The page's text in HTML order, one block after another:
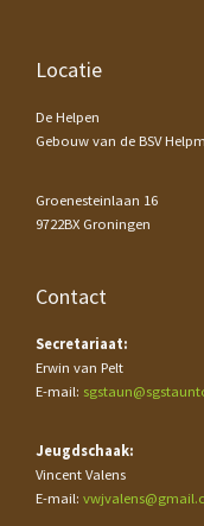
Footer
Locatie
De Helpen
Gebouw van de BSV
Groenesteinlaan 16
9722BX Groningen
Contact
Secretariaat:
Erwin van Pelt
E-mail:
Jeugdschaak:
Vincent Valens
E-mail: